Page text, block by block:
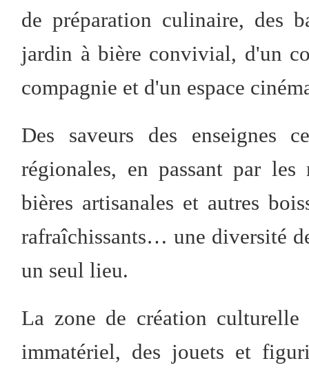
de préparation culinaire, des
jardin à bière convivial, d'un
compagnie et d'un espace
Des saveurs des enseignes
régionales, en passant par
bières artisanales et autres
rafraîchissants… une diversité
un seul lieu.
La zone de création culturelle
immatériel, des jouets et